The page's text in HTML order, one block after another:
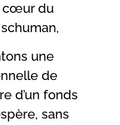
cœur du
une
de
d’un fonds
sans